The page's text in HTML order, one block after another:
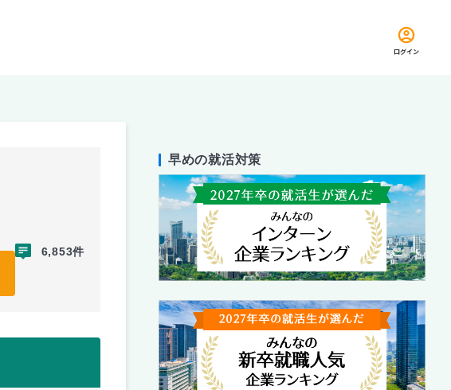
ログイン
6,853件
早めの就活対策